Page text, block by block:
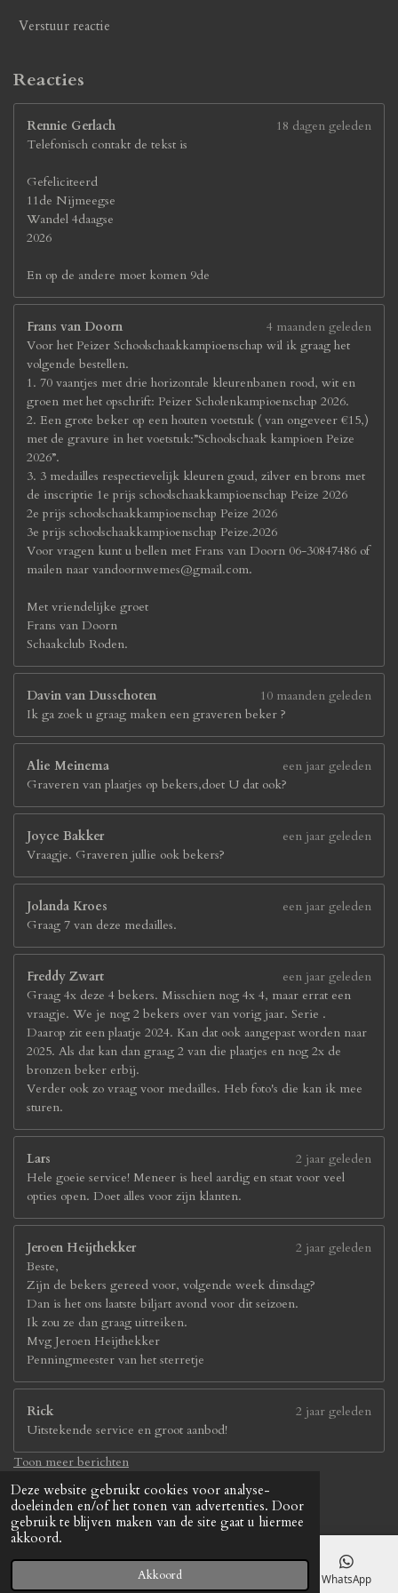
Deze website gebruikt cookies voor analyse-
doeleinden en/of het tonen van advertenties. Door
gebruik te blijven maken van de site gaat u hiermee
akkoord.
Akkoord
e
Verstuur reactie
Reacties
Rennie Gerlach
18 dagen geleden
Telefonisch contakt de tekst is
Gefeliciteerd
11de Nijmeegse
Wandel 4daagse
2026
En op de andere moet komen 9de
Frans van Doorn
4 maanden geleden
Voor het Peizer Schoolschaakkampioenschap wil ik graag het
volgende bestellen.
1. 70 vaantjes met drie horizontale kleurenbanen rood, wit en
groen met het opschrift: Peizer Scholenkampioenschap 2026.
2. Een grote beker op een houten voetstuk ( van ongeveer €15,)
met de gravure in het voetstuk:”Schoolschaak kampioen Peize
2026”.
3. 3 medailles respectievelijk kleuren goud, zilver en brons met
de inscriptie 1e prijs schoolschaakkampioenschap Peize 2026
2e prijs schoolschaakkampioenschap Peize 2026
3e prijs schoolschaakkampioenschap Peize.2026
Voor vragen kunt u bellen met Frans van Doorn 06-30847486 of
mailen naar vandoornwemes@gmail.com.
Met vriendelijke groet
Frans van Doorn
Schaakclub Roden.
Davin van Dusschoten
10 maanden geleden
Ik ga zoek u graag maken een graveren beker ?
Alie Meinema
een jaar geleden
Graveren van plaatjes op bekers,doet U dat ook?
Joyce Bakker
een jaar geleden
Vraagje. Graveren jullie ook bekers?
Jolanda Kroes
een jaar geleden
Graag 7 van deze medailles.
Freddy Zwart
een jaar geleden
Graag 4x deze 4 bekers. Misschien nog 4x 4, maar errat een
vraagje. We je nog 2 bekers over van vorig jaar. Serie .
Daarop zit een plaatje 2024. Kan dat ook aangepast worden naar
2025. Als dat kan dan graag 2 van die plaatjes en nog 2x de
bronzen beker erbij.
Verder ook zo vraag voor medailles. Heb foto's die kan ik mee
sturen.
Lars
2 jaar geleden
Hele goeie service! Meneer is heel aardig en staat voor veel
opties open. Doet alles voor zijn klanten.
Jeroen Heijthekker
2 jaar geleden
Beste,
Zijn de bekers gereed voor, volgende week dinsdag?
Dan is het ons laatste biljart avond voor dit seizoen.
Ik zou ze dan graag uitreiken.
Mvg Jeroen Heijthekker
Penningmeester van het sterretje
Rick
2 jaar geleden
Uitstekende service en groot aanbod!
Toon meer berichten
© 2024 - 2026 sportprijzenleek.nl
Powered by JouwWeb
Telefoonnummer WhatsApp